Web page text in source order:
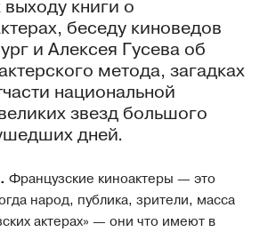
книги о
беседу киноведов
и Алексея Гусева об
метода, загадках
национальной
звезд большого
дней.
Французские киноактеры — это
народ, публика, зрители, масса
актерах» — они что имеют в